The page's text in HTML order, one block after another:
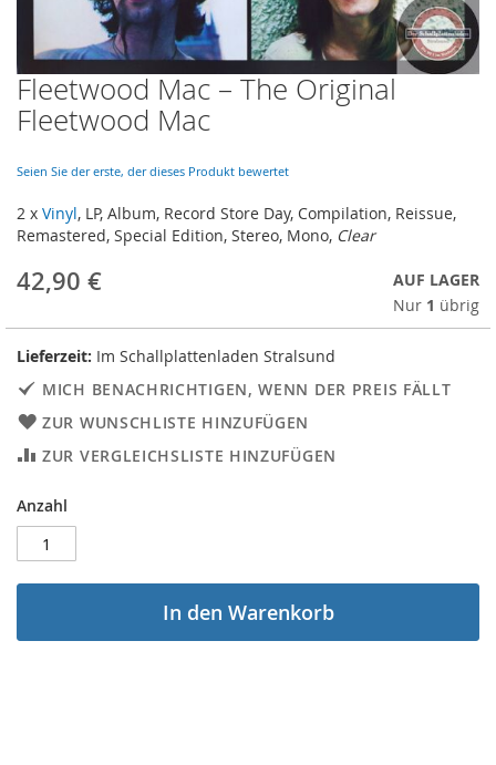
Skip
to
the
of
images
gallery
Fleetwood Mac – The Original
Fleetwood Mac
Seien Sie der erste, der dieses Produkt bewertet
2 x Vinyl, LP, Album, Record Store Day, Compilation, Reissue,
Remastered, Special Edition, Stereo, Mono, Clear
42,90 €
AUF LAGER
Nur 1 übrig
Lieferzeit: Im Schallplattenladen Stralsund
MICH BENACHRICHTIGEN, WENN DER PREIS FÄLLT
ZUR WUNSCHLISTE HINZUFÜGEN
ZUR VERGLEICHSLISTE HINZUFÜGEN
Anzahl
In den Warenkorb